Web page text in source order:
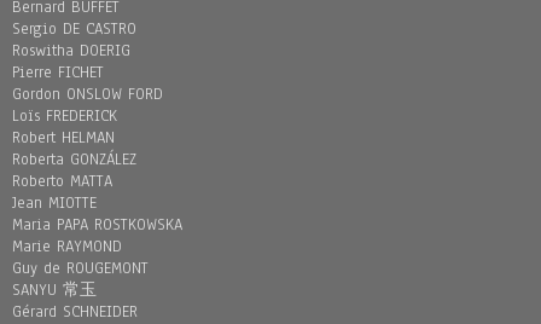
Bernard BUFFET
Sergio DE CASTRO
Roswitha DOERIG
Pierre FICHET
Gordon ONSLOW FORD
Loïs FREDERICK
Robert HELMAN
Roberta GONZÁLEZ
Roberto MATTA
Jean MIOTTE
Maria PAPA ROSTKOWSKA
Marie RAYMOND
Guy de ROUGEMONT
SANYU 常玉
Gérard SCHNEIDER